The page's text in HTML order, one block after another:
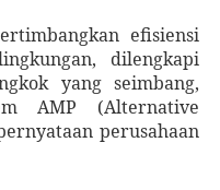
efisiensi
dilengkapi
yang seimbang,
AMP (Alternative
perusahaan